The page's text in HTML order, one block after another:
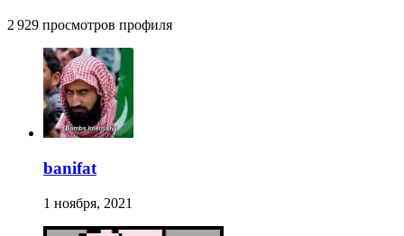
2 929 просмотров профиля
banifat
1 ноября, 2021